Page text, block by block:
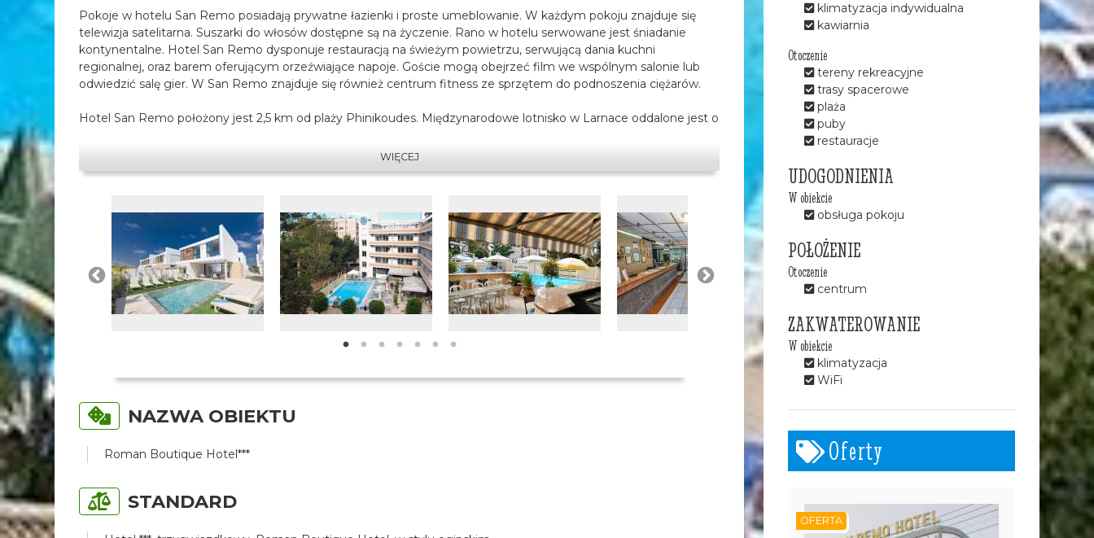
Pokoje w hotelu San Remo posiadają prywatne łazienki i proste umeblowanie. W każdym pokoju znajduje się
telewizja satelitarna. Suszarki do włosów dostępne są na życzenie. Rano w hotelu serwowane jest śniadanie
kontynentalne. Hotel San Remo dysponuje restauracją na świeżym powietrzu, serwującą dania kuchni
regionalnej, oraz barem oferującym orzeźwiające napoje. Goście mogą obejrzeć film we wspólnym salonie lub
odwiedzić salę gier. W San Remo znajduje się również centrum fitness ze sprzętem do podnoszenia ciężarów.
Hotel San Remo położony jest 2,5 km od plaży Phinikoudes. Międzynarodowe lotnisko w Larnace oddalone jest o
WIĘCEJ
NAZWA OBIEKTU
Roman Boutique Hotel***
STANDARD
klimatyzacja indywidualna
kawiarnia
Otoczenie
tereny rekreacyjne
trasy spacerowe
plaża
puby
restauracje
UDOGODNIENIA
W obiekcie
obsługa pokoju
POŁOŻENIE
Otoczenie
centrum
ZAKWATEROWANIE
W obiekcie
klimatyzacja
WiFi
Oferty
OFERTA